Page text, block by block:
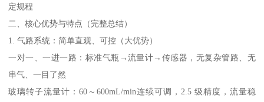
定规程
二、核心优势与特点（完整总结）
1. 气路系统：简单直观、可控（大优势）
一对一、一进一路：标准气瓶→流量计→传感器，无复杂管路、无
串气、一目了然
玻璃转子流量计：60～600mL/min连续可调，2.5 级精度，流量稳